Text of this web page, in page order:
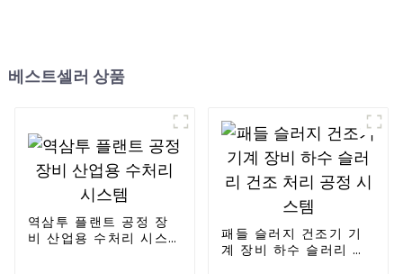
베스트셀러 상품
역삼투 플랜트 공정 장
비 산업용 수처리 시스
패들 슬러지 건조기 기
계 장비 하수 슬러리 건